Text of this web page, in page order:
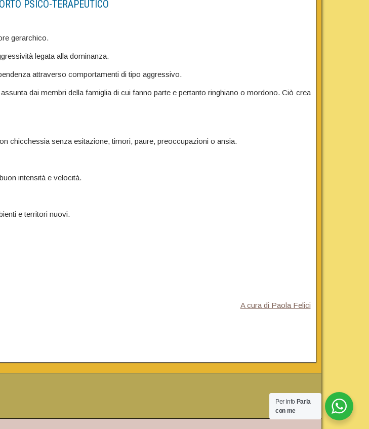
PSICO-TERAPEUTICO
gerarchico.
legata alla dominanza.
attraverso comportamenti di tipo aggressivo.
dai membri della famiglia di cui fanno parte e pertanto ringhiano o mordono. Ciò crea
chicchessia senza esitazione, timori, paure, preoccupazioni o ansia.
intensità e velocità.
e territori nuovi.
A cura di Paola Felici
Per info Parla
con me